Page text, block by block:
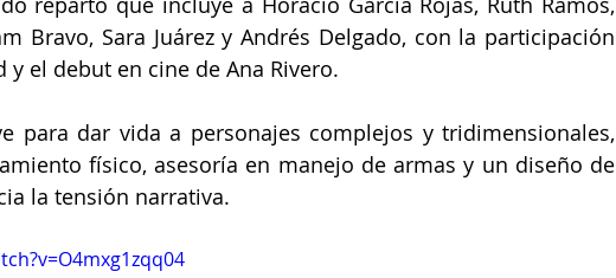
Bravo, Sara Juárez y Andrés Delgado, con la participación
el debut en cine de Ana Rivero.
para dar vida a personajes complejos y tridimensionales,
físico, asesoría en manejo de armas y un diseño de
la tensión narrativa.